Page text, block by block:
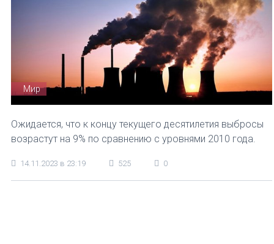
Мир
Ожидается, что к концу текущего десятилетия выбросы
возрастут на 9% по сравнению с уровнями 2010 года.
14.11.2023 в 23:19 525 0